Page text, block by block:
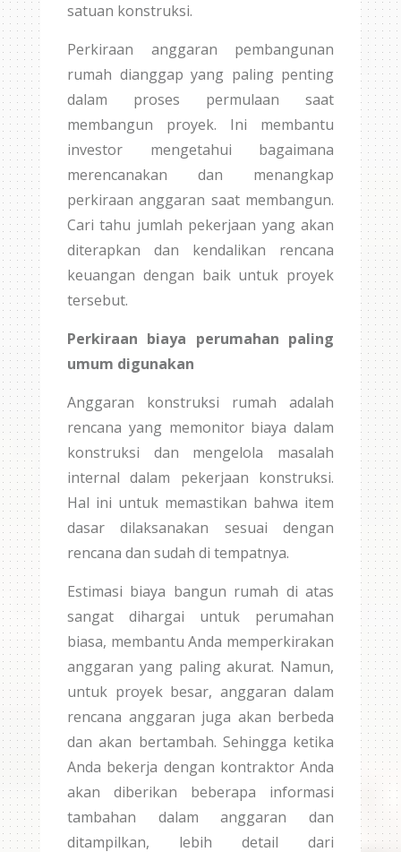
satuan konstruksi.
Perkiraan anggaran pembangunan
rumah dianggap yang paling penting
dalam proses permulaan saat
membangun proyek. Ini membantu
investor mengetahui bagaimana
merencanakan dan menangkap
perkiraan anggaran saat membangun.
Cari tahu jumlah pekerjaan yang akan
diterapkan dan kendalikan rencana
keuangan dengan baik untuk proyek
tersebut.
Perkiraan biaya perumahan paling
umum digunakan
Anggaran konstruksi rumah adalah
rencana yang memonitor biaya dalam
konstruksi dan mengelola masalah
internal dalam pekerjaan konstruksi.
Hal ini untuk memastikan bahwa item
dasar dilaksanakan sesuai dengan
rencana dan sudah di tempatnya.
Estimasi biaya bangun rumah di atas
sangat dihargai untuk perumahan
biasa, membantu Anda memperkirakan
anggaran yang paling akurat. Namun,
untuk proyek besar, anggaran dalam
rencana anggaran juga akan berbeda
dan akan bertambah. Sehingga ketika
Anda bekerja dengan kontraktor Anda
akan diberikan beberapa informasi
tambahan dalam anggaran dan
ditampilkan, lebih detail dari